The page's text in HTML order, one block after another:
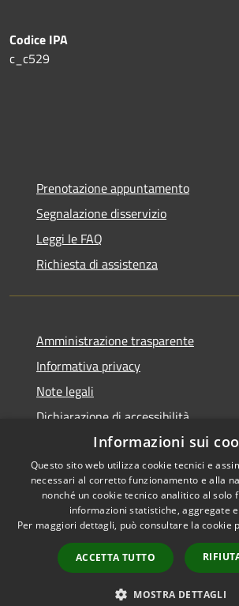
Codice IPA
c_c529
Prenotazione appuntamento
Segnalazione disservizio
Leggi le FAQ
Richiesta di assistenza
Amministrazione trasparente
Informativa privacy
Note legali
Dichiarazione di accessibilità
Accessibilità
Privacy
Mappa del sito
WhatsApp Cerreto
Cerreto
Informazioni sui
Questo sito web utilizza cookie tecnici e
necessari al corretto funzionamento e alla
nonché un cookie tecnico analitico al solo
informazioni statistiche, aggregate
Per maggiori dettagli, può consultare la cookie
ACCETTA TUTTO
MOSTRA DETTAGLI